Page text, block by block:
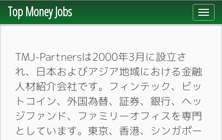
Top Money Jobs
TMJ-Partnersは2000年3月に設立さ
れ、日本およびアジア地域における金融
人材紹介会社です。フィンテック、ビッ
トコイン、外国為替、証券、銀行、ヘッ
ジファンド、ファミリーオフィスを専門
としています。東京、香港、シンガポー